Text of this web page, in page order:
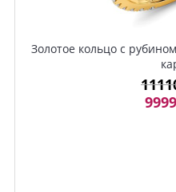
Золотое кольцо с